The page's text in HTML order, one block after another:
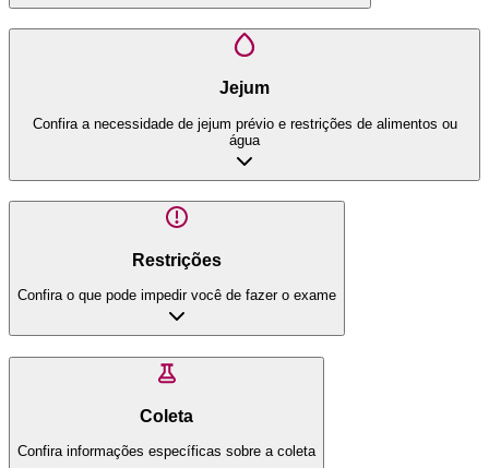
Jejum
Confira a necessidade de jejum prévio e restrições de alimentos ou
água
Restrições
Confira o que pode impedir você de fazer o exame
Coleta
Confira informações específicas sobre a coleta